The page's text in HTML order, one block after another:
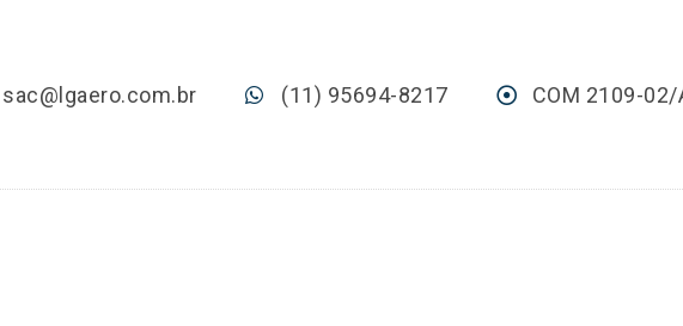
sac@lgaero.com.br (11) 95694-8217 COM 2109-02/